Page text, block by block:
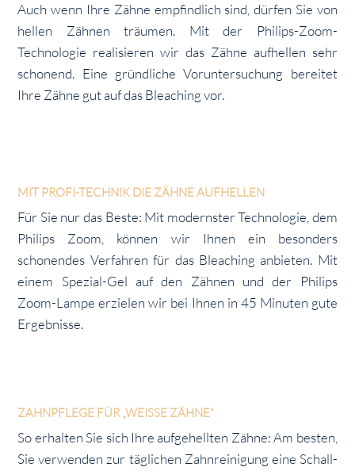
Auch wenn Ihre Zähne empfindlich sind, dürfen Sie von
hellen Zähnen träumen. Mit der Philips-Zoom-
Technologie realisieren wir das Zähne aufhellen sehr
schonend. Eine gründliche Voruntersuchung bereitet
Ihre Zähne gut auf das Bleaching vor.
MIT PROFI-TECHNIK DIE ZÄHNE AUFHELLEN
Für Sie nur das Beste: Mit modernster Technologie, dem
Philips Zoom, können wir Ihnen ein besonders
schonendes Verfahren für das Bleaching anbieten. Mit
einem Spezial-Gel auf den Zähnen und der Philips
Zoom-Lampe erzielen wir bei Ihnen in 45 Minuten gute
Ergebnisse.
ZAHNPFLEGE FÜR „WEISSE ZÄHNE“
So erhalten Sie sich Ihre aufgehellten Zähne: Am besten,
Sie verwenden zur täglichen Zahnreinigung eine Schall-